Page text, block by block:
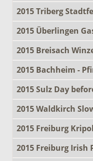
2015 Triberg
2015 Überlingen
2015 Breisach
2015 Bachheim -
2015 Sulz Day
2015 Waldkirch
2015 Freiburg
2015 Freiburg Irish